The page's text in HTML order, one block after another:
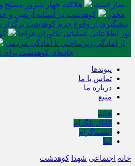
نماز است
مخدر
کوهدشت در آستانه اربعین و
پیشگیری از وقوع جرم کوهدشت برگزار
تور اطلاعاتی عملیاتی تکاوران فراجا
از آمادگی زیرساختی تا آمادگی مردمی
جاده‌ای کوهدشت برای
پیوندها
تماس با ما
درباره ما
منبع
خانه
کانال تلگرام
اینستاگرام
ایتا
خانه اجتماعی شهدا کوهدشت